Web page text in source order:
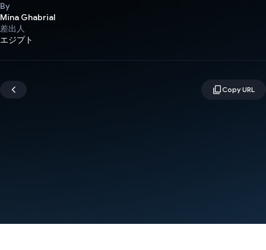
By
Mina Ghabrial
差出人
エジプト